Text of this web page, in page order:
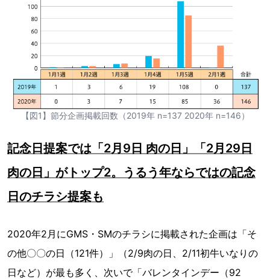
【図1】節分企画掲載回数（2019年 n=137 2020年 n=146）
記念日提案では「2月9日 肉の日」「2月29日
肉の日」がトップ2。うるう年ならではの記念
日のチラシ提案も
2020年2月にGMS・SMのチラシに掲載された企画は「そ
の他〇〇の日（121件）」（2/9肉の日、2/11初牛いなりの
日など）が最も多く、次いで「バレンタインデー（92